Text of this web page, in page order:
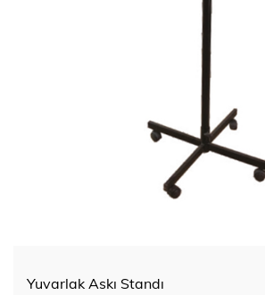
Yuvarlak Askı Standı